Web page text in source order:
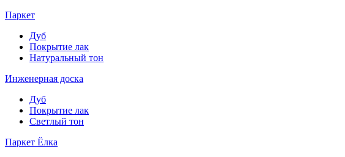
Паркет
Дуб
Покрытие лак
Натуральный тон
Инженерная доска
Дуб
Покрытие лак
Светлый тон
Паркет Ёлка